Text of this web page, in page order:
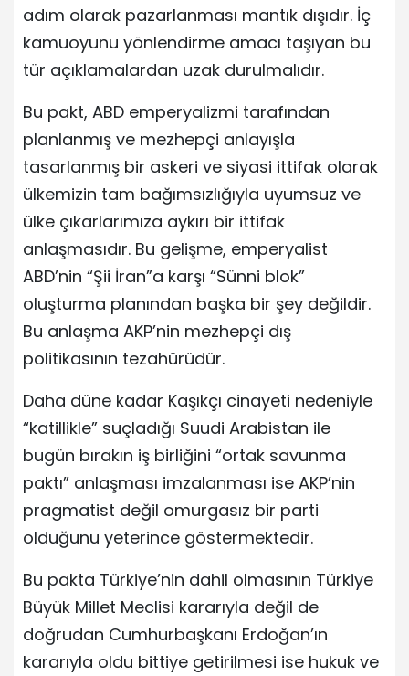
adım olarak pazarlanması mantık dışıdır. İç
kamuoyunu yönlendirme amacı taşıyan bu
tür açıklamalardan uzak durulmalıdır.
Bu pakt, ABD emperyalizmi tarafından
planlanmış ve mezhepçi anlayışla
tasarlanmış bir askeri ve siyasi ittifak olarak
ülkemizin tam bağımsızlığıyla uyumsuz ve
ülke çıkarlarımıza aykırı bir ittifak
anlaşmasıdır. Bu gelişme, emperyalist
ABD’nin “Şii İran”a karşı “Sünni blok”
oluşturma planından başka bir şey değildir.
Bu anlaşma AKP’nin mezhepçi dış
politikasının tezahürüdür.
Daha düne kadar Kaşıkçı cinayeti nedeniyle
“katillikle” suçladığı Suudi Arabistan ile
bugün bırakın iş birliğini “ortak savunma
paktı” anlaşması imzalanması ise AKP’nin
pragmatist değil omurgasız bir parti
olduğunu yeterince göstermektedir.
Bu pakta Türkiye’nin dahil olmasının Türkiye
Büyük Millet Meclisi kararıyla değil de
doğrudan Cumhurbaşkanı Erdoğan’ın
kararıyla oldu bittiye getirilmesi ise hukuk ve